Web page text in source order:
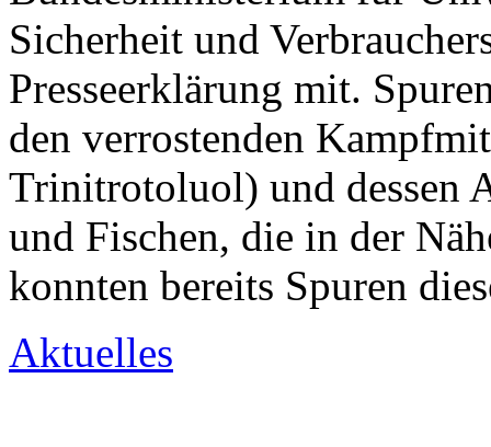
Sicherheit und
Presseerklärung mit.
den verrostenden
Trinitrotoluol) und dessen
und Fischen, die in der
konnten bereits Spuren
Aktuelles